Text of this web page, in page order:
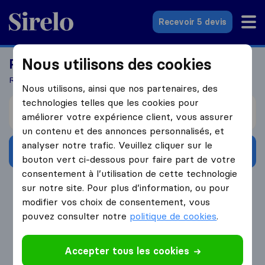
Sirelo.fr
Recevoir 5 devis
Prêts à déménager à l'étranger?
Recevez 5 devis en seulement 3 étapes
Je déménage de
Obtenir devis gratuits
4.3 793 Avis Google
Nous utilisons des cookies
Nous utilisons, ainsi que nos partenaires, des
technologies telles que les cookies pour
améliorer votre expérience client, vous assurer
un contenu et des annonces personnalisés, et
analyser notre trafic. Veuillez cliquer sur le
bouton vert ci-dessous pour faire part de votre
consentement à l’utilisation de cette technologie
sur notre site. Pour plus d’information, ou pour
modifier vos choix de consentement, vous
pouvez consulter notre politique de cookies.
Accepter tous les cookies